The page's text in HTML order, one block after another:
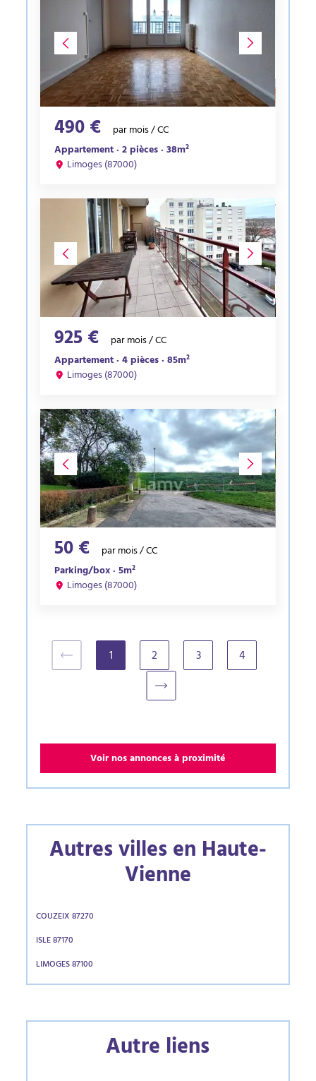
490 €
par mois / CC
Appartement · 2 pièces · 38m²
Limoges (87000)
925 €
par mois / CC
Appartement · 4 pièces · 85m²
Limoges (87000)
50 €
par mois / CC
Parking/box · 5m²
Limoges (87000)
1(current)2 3 4
Voir nos annonces à proximité
Autres villes en Haute-
Vienne
COUZEIX 87270
ISLE 87170
LIMOGES 87100
Autre liens